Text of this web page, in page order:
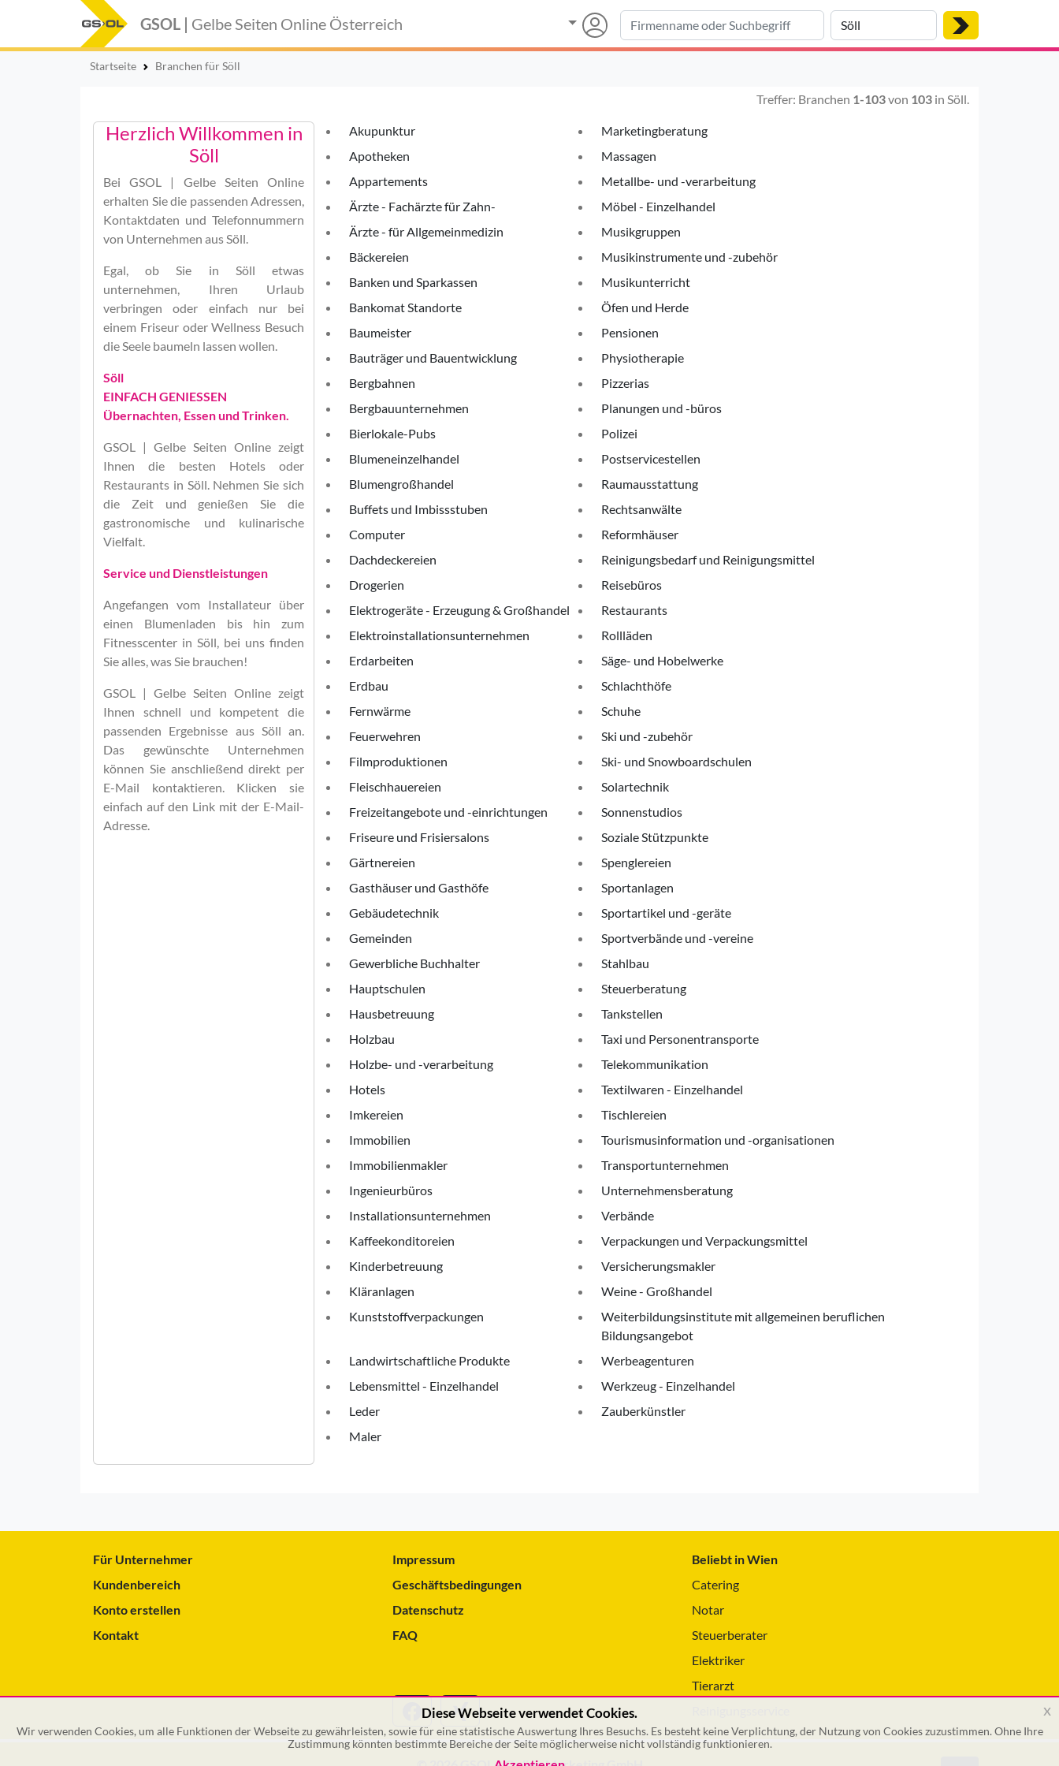
GSOL | Gelbe Seiten Online Österreich
Startseite Branchen für Söll
Treffer: Branchen 1-103von 103 in Söll.
Herzlich Willkommen in
Söll
BeiGSOL | Gelbe Seiten Online
erhalten Sie die passenden Adressen,
Kontaktdaten und Telefonnummern
von Unternehmen aus Söll.
Egal, ob Sie in Söll etwas
unternehmen, Ihren Urlaub
verbringen oder einfach nur bei
einem Friseur oder Wellness Besuch
die Seele baumeln lassen wollen.
Söll
EINFACH GENIESSEN
Übernachten, Essen und Trinken.
GSOL | Gelbe Seiten Online zeigt
Ihnen die besten Hotels oder
Restaurants in Söll. Nehmen Sie sich
die Zeit und genießen Sie die
gastronomische und kulinarische
Vielfalt.
Service und Dienstleistungen
Angefangen vom Installateur über
einen Blumenladen bis hin zum
Fitnesscenter in Söll, bei uns finden
Sie alles, was Sie brauchen!
GSOL | Gelbe Seiten Online zeigt
Ihnen schnell und kompetent die
passenden Ergebnisse aus Söll an.
Das gewünschte Unternehmen
können Sie anschließend direkt per
E-Mail kontaktieren. Klicken sie
einfach auf den Link mit der E-Mail-
Adresse.
Akupunktur
Apotheken
Appartements
Ärzte - Fachärzte für Zahn-
Ärzte - für Allgemeinmedizin
Bäckereien
Banken und Sparkassen
Bankomat Standorte
Baumeister
Bauträger und Bauentwicklung
Bergbahnen
Bergbauunternehmen
Bierlokale-Pubs
Blumeneinzelhandel
Blumengroßhandel
Buffets und Imbissstuben
Computer
Dachdeckereien
Drogerien
Elektrogeräte - Erzeugung & Großhandel
Elektroinstallationsunternehmen
Erdarbeiten
Erdbau
Fernwärme
Feuerwehren
Filmproduktionen
Fleischhauereien
Freizeitangebote und -einrichtungen
Friseure und Frisiersalons
Gärtnereien
Gasthäuser und Gasthöfe
Gebäudetechnik
Gemeinden
Gewerbliche Buchhalter
Hauptschulen
Hausbetreuung
Holzbau
Holzbe- und -verarbeitung
Hotels
Imkereien
Immobilien
Immobilienmakler
Ingenieurbüros
Installationsunternehmen
Kaffeekonditoreien
Kinderbetreuung
Kläranlagen
Kunststoffverpackungen
Landwirtschaftliche Produkte
Lebensmittel - Einzelhandel
Leder
Maler
Marketingberatung
Massagen
Metallbe- und -verarbeitung
Möbel - Einzelhandel
Musikgruppen
Musikinstrumente und -zubehör
Musikunterricht
Öfen und Herde
Pensionen
Physiotherapie
Pizzerias
Planungen und -büros
Polizei
Postservicestellen
Raumausstattung
Rechtsanwälte
Reformhäuser
Reinigungsbedarf und Reinigungsmittel
Reisebüros
Restaurants
Rollläden
Säge- und Hobelwerke
Schlachthöfe
Schuhe
Ski und -zubehör
Ski- und Snowboardschulen
Solartechnik
Sonnenstudios
Soziale Stützpunkte
Spenglereien
Sportanlagen
Sportartikel und -geräte
Sportverbände und -vereine
Stahlbau
Steuerberatung
Tankstellen
Taxi und Personentransporte
Telekommunikation
Textilwaren - Einzelhandel
Tischlereien
Tourismusinformation und -organisationen
Transportunternehmen
Unternehmensberatung
Verbände
Verpackungen und Verpackungsmittel
Versicherungsmakler
Weine - Großhandel
Weiterbildungsinstitute mit allgemeinen beruflichen
Bildungsangebot
Werbeagenturen
Werkzeug - Einzelhandel
Zauberkünstler
Für Unternehmer
Kundenbereich
Konto erstellen
Kontakt
Impressum
Geschäftsbedingungen
Datenschutz
FAQ
Beliebt in Wien
Catering
Notar
Steuerberater
Elektriker
Tierarzt
Diese Webseite verwendet Cookies.
Wir verwenden Cookies, um alle Funktionen der Webseite zu gewährleisten, sowie für eine statistische Auswertung Ihres Besuchs. Es besteht keine Verplichtung, der Nutzung von Cookies zuzustimmen. Ohne Ihre
Zustimmung könnten bestimmte Bereiche der Seite möglicherweise nicht vollständig funktionieren.
x